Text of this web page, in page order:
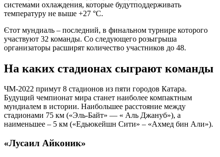
системами охлаждения, которые будутподдерживать
температуру не выше +27 °C.
Єтот мундиаль – последний, в финальном турнире которого
участвуют 32 команды. Со следующего розыгрыша
организаторы расширят количество участников до 48.
На каких стадионах сыграют команды
ЧМ-2022 примут 8 стадионов из пяти городов Катара.
Будущий чемпионат мира станет наиболее компактным
мундиалем в истории. Наибольшее расстояние между
стадионами 75 км («Эль-Байт» — « Аль Джануб»), а
наименьшее – 5 км («Едьюкейшн Сити» – «Ахмед бин Али»).
«Лусаил Айконик»